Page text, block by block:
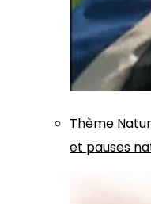
Thème
et pauses